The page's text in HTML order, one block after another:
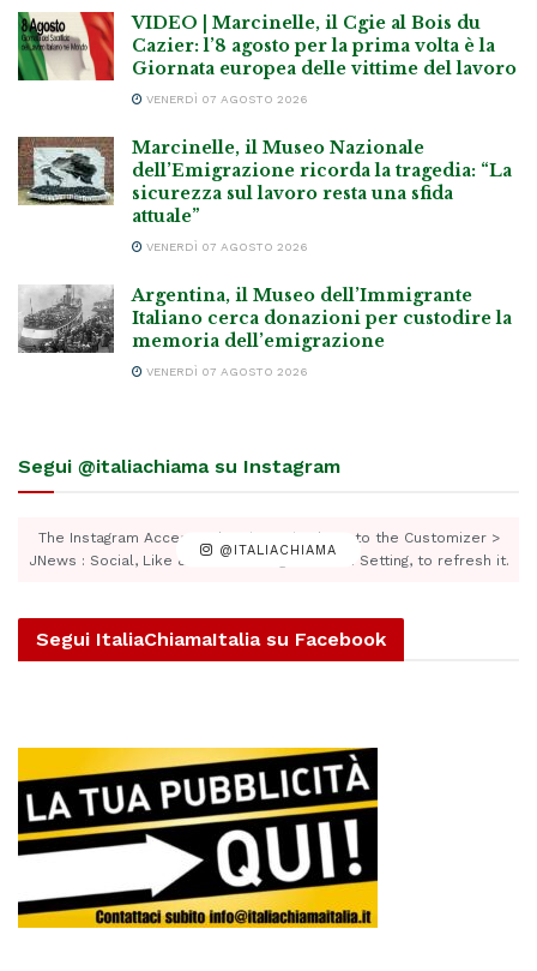
VIDEO | Marcinelle, il Cgie al Bois du
Cazier: l’8 agosto per la prima volta è la
Giornata europea delle vittime del lavoro
VENERDÌ 07 AGOSTO 2026
Marcinelle, il Museo Nazionale
dell’Emigrazione ricorda la tragedia: “La
sicurezza sul lavoro resta una sfida
attuale”
VENERDÌ 07 AGOSTO 2026
Argentina, il Museo dell’Immigrante
Italiano cerca donazioni per custodire la
memoria dell’emigrazione
VENERDÌ 07 AGOSTO 2026
Segui @italiachiama su Instagram
@ITALIACHIAMA
The Instagram Access Token is expired, Go to the Customizer >
JNews : Social, Like & View > Instagram Feed Setting, to refresh it.
Segui ItaliaChiamaItalia su Facebook